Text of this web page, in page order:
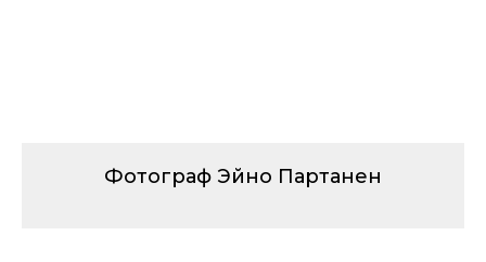
Фотограф Эйно Партанен